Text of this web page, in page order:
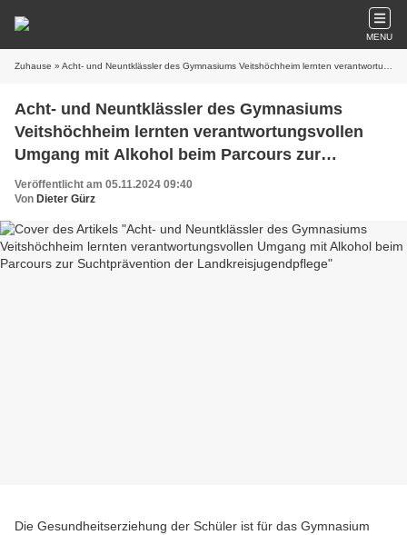
MENU
Zuhause » Acht- und Neuntklässler des Gymnasiums Veitshöchheim lernten verantwortungsvollen Umgang mit Alkohol beim Parcours zur Suchtprävention der Landkreisjugendpflege
Acht- und Neuntklässler des Gymnasiums
Veitshöchheim lernten verantwortungsvollen
Umgang mit Alkohol beim Parcours zur
Suchtprävention der Landkreisjugendpflege
Veröffentlicht am 05.11.2024 09:40
Von Dieter Gürz
Die Gesundheitserziehung der Schüler ist für das Gymnasium